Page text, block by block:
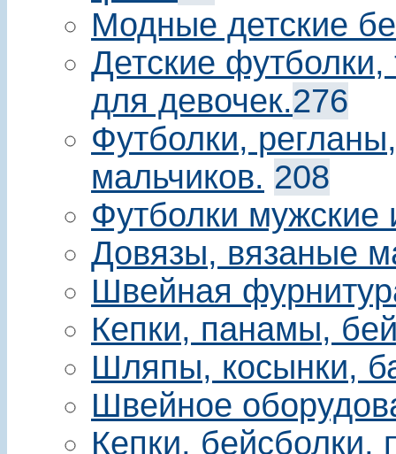
Модные детские
Детские
для девочек.276
Футболки,
мальчиков. 208
Футболки мужские
Довязы, вязаные
Швейная
Кепки, панамы,
Шляпы, косынки,
Швейное
Кепки,